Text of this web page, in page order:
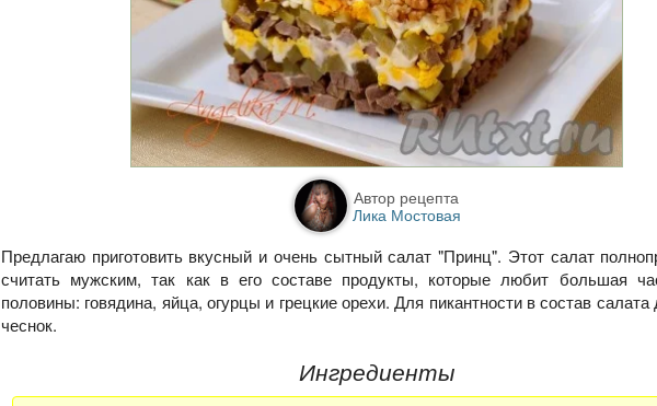
Автор рецепта
Лика Мостовая
Предлагаю приготовить вкусный и очень сытный салат "Принц". Этот салат
считать мужским, так как в его составе продукты, которые любит большая
половины: говядина, яйца, огурцы и грецкие орехи. Для пикантности в состав салата
чеснок.
Ингредиенты